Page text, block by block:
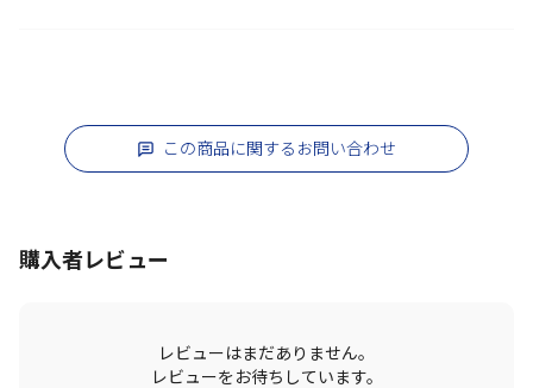
この商品に関するお問い合わせ
購入者レビュー
レビューはまだありません。
レビューをお待ちしています。